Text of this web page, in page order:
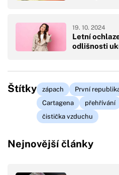
Letní
odlišnosti
19. 10. 2024
Štítky zápach První
Cartagena
přehřívání
čistička vzduchu
Nejnovější články